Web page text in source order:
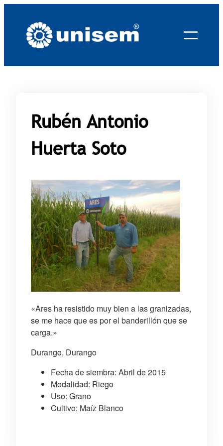
contenido
Rubén Antonio
Huerta Soto
«Ares ha resistido muy bien a las granizadas,
se me hace que es por el banderillón que se
carga.»
Durango, Durango
Fecha de siembra: Abril de 2015
Modalidad: Riego
Uso: Grano
Cultivo: Maíz Blanco